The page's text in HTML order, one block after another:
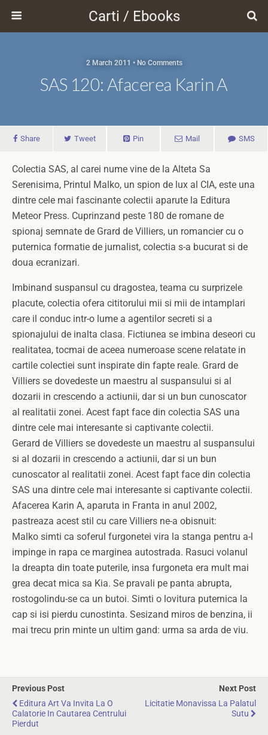
Carti / Ebooks
2 March 2011 • No Comments
SAS 120: Afacerea Karin A
Share Tweet Pin Mail SMS
Colectia SAS, al carei nume vine de la Alteta Sa
Serenisima, Printul Malko, un spion de lux al CIA, este una
dintre cele mai fascinante colectii aparute la Editura
Meteor Press. Cuprinzand peste 180 de romane de
spionaj semnate de Grard de Villiers, un romancier cu o
puternica formatie de jurnalist, colectia s-a bucurat si de
doua ecranizari.
Imbinand suspansul cu dragostea, teama cu surprizele
placute, colectia ofera cititorului mii si mii de intamplari
care il conduc intr-o lume a agentilor secreti si a
spionajului de inalta clasa. Fictiunea se imbina deseori cu
realitatea, tocmai de aceea numeroase scene relatate in
cartile colectiei sunt inspirate din fapte reale. Grard de
Villiers se dovedeste un maestru al suspansului si al
dozarii in crescendo a actiunii, dar si un bun cunoscator
al realitatii zonei. Acest fapt face din colectia SAS una
dintre cele mai interesante si captivante colectii.
Gerard de Villiers se dovedeste un maestru al suspansului
si al dozarii in crescendo a actiunii, dar si un bun
cunoscator al realitatii zonei. Acest fapt face din colectia
SAS una dintre cele mai interesante si captivante colectii.
Afacerea Karin A, aparuta in Franta in anul 2002,
pastreaza acest stil cu care Villiers ne-a obisnuit:
Malko simti ca soferul furgonetei vira la stanga pentru a-l
impinge in rapa ce marginea autostrada. Rasuci volanul
la dreapta din toate puterile, insa furgoneta era mult mai
grea decat mica sa Kia. Se pravali pe panta abrupta,
rostogolindu-se ca un butoi. Simti o lovitura puternica la
cap si isi pierdu cunostinta. Sesizand miros de benzina, ii
mai trecu prin minte un ultim gand: urma sa arda de viu.
Previous Post
Editura Art Va Invita La O
Calatorie In Cautarea Centrului
Pierdut
Next Post
Licitatie Monavissa La Palatul
Sutu